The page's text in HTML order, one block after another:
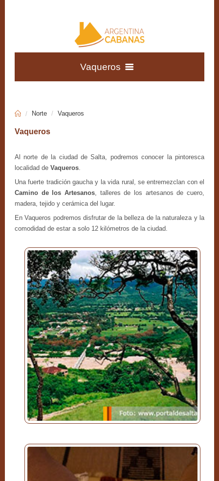
Tilcara
Vaqueros
Patagonia
Vaqueros
Apart Hoteles
Excursiones
Fotografías
Norte Vaqueros
Vaqueros
Al norte de la ciudad de Salta, podremos conocer la pintoresca
localidad de Vaqueros.
Una fuerte tradición gaucha y la vida rural, se entremezclan con el
Camino de los Artesanos, talleres de los artesanos de cuero,
madera, tejido y cerámica del lugar.
En Vaqueros podremos disfrutar de la belleza de la naturaleza y la
comodidad de estar a solo 12 kilómetros de la ciudad.